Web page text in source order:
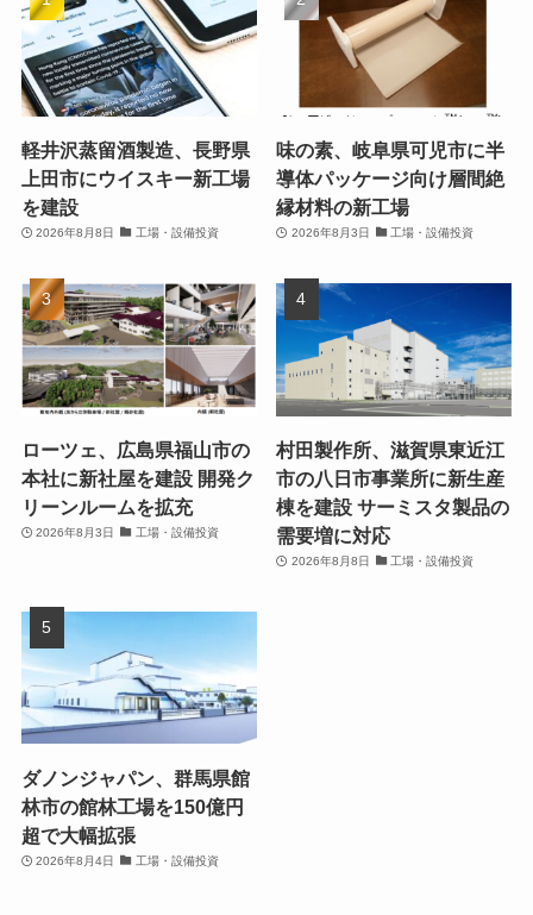
軽井沢蒸留酒製造、長野県
上田市にウイスキー新工場
を建設
2026年8月8日 工場・設備投資
味の素、岐阜県可児市に半
導体パッケージ向け層間絶
縁材料の新工場
2026年8月3日 工場・設備投資
ローツェ、広島県福山市の
本社に新社屋を建設 開発ク
リーンルームを拡充
2026年8月3日 工場・設備投資
村田製作所、滋賀県東近江
市の八日市事業所に新生産
棟を建設 サーミスタ製品の
需要増に対応
2026年8月8日 工場・設備投資
ダノンジャパン、群馬県館
林市の館林工場を150億円
超で大幅拡張
2026年8月4日 工場・設備投資